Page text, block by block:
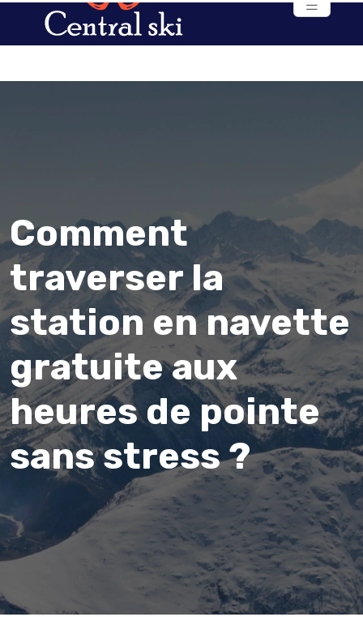
Comment
traverser la
station en navette
gratuite aux
heures de pointe
sans stress ?